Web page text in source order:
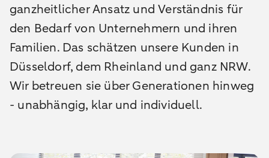
ganzheitlicher Ansatz und Verständnis für
den Bedarf von Unternehmern und ihren
Familien. Das schätzen unsere Kunden in
Düsseldorf, dem Rheinland und ganz NRW.
Wir betreuen sie über Generationen hinweg
- unabhängig, klar und individuell.